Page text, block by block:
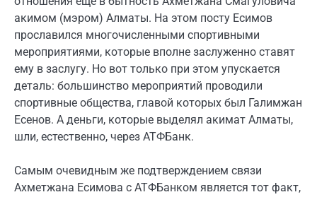
акимом (мэром) Алматы. На этом посту Есимов
прославился многочисленными спортивными
мероприятиями, которые вполне заслуженно ставят
ему в заслугу. Но вот только при этом упускается
деталь: большинство мероприятий проводили
спортивные общества, главой которых был Галимжан
Есенов. А деньги, которые выделял акимат Алматы,
шли, естественно, через АТФБанк.
Самым очевидным же подтверждением связи
Ахметжана Есимова с АТФБанком является тот факт,